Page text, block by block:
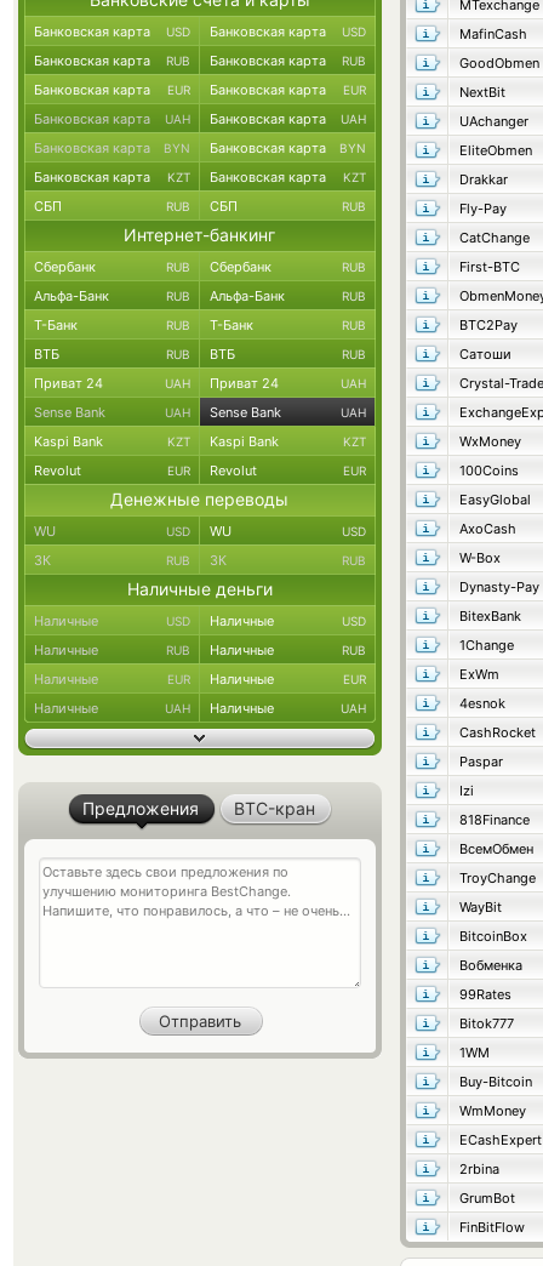
MTexchange
MafinCash
GoodObmen
NextBit
UAchanger
EliteObmen
Drakkar
Fly-Pay
CatChange
First-BTC
BTC2Pay
Сатоши
Crystal-Trade
WxMoney
100Coins
EasyGlobal
AxoCash
W-Box
Dynasty-Pay
BitexBank
1Change
ExWm
4esnok
CashRocket
Paspar
Izi
818Finance
ВсемОбмен
TroyChange
WayBit
BitcoinBox
Вобменка
99Rates
Bitok777
1WM
Buy-Bitcoin
WmMoney
ECashExpert
2rbina
GrumBot
FinBitFlow
Банковская карта USD Банковская карта USD
Банковская карта RUB Банковская карта RUB
Банковская карта EUR Банковская карта EUR
Банковская карта UAH Банковская карта UAH
Банковская карта BYN Банковская карта BYN
Банковская карта KZT Банковская карта KZT
СБП RUB СБП RUB
Интернет-банкинг
Сбербанк RUB Сбербанк RUB
Альфа-Банк RUB Альфа-Банк RUB
Т-Банк RUB Т-Банк RUB
ВТБ RUB ВТБ RUB
Приват 24 UAH Приват 24 UAH
Sense Bank UAH Sense Bank UAH
Kaspi Bank KZT Kaspi Bank KZT
Revolut EUR Revolut EUR
Денежные переводы
WU USD WU USD
ЗК RUB ЗК RUB
Наличные деньги
Наличные USD Наличные USD
Наличные RUB Наличные RUB
Наличные EUR Наличные EUR
Наличные UAH Наличные UAH
Предложения BTC-кран